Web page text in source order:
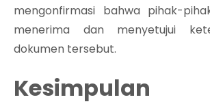
mengonfirmasi bahwa pihak-
menerima dan menyetujui
dokumen tersebut.
Kesimpulan